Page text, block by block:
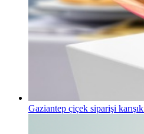
Gaziantep çiçek siparişi